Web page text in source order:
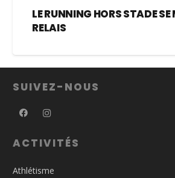
LE RUNNING HORS STADE SE
RELAIS
SUIVEZ-NOUS
ACTIVITÉS
Athlétisme